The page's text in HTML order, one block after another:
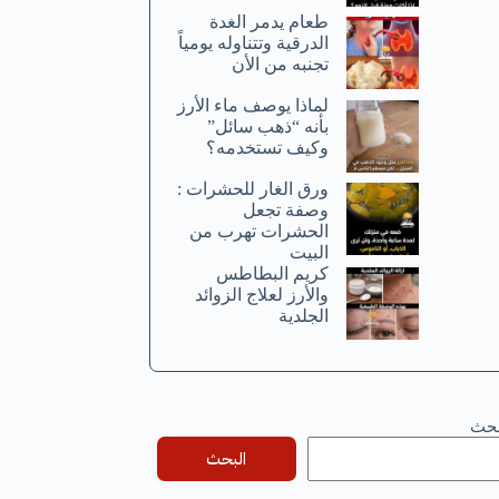
طعام يدمر الغدة
الدرقية وتتناوله يومياً
تجنبه من الأن
لماذا يوصف ماء الأرز
بأنه “ذهب سائل”
وكيف تستخدمه؟
ورق الغار للحشرات :
وصفة تجعل
الحشرات تهرب من
البيت
كريم البطاطس
والأرز لعلاج الزوائد
الجلدية
البحث